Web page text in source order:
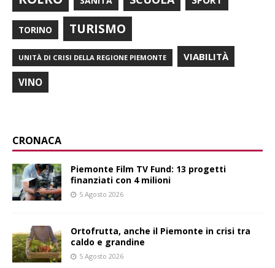
TORINO TURISMO
UNITÀ DI CRISI DELLA REGIONE PIEMONTE VIABILITÀ
VINO
CRONACA
Piemonte Film TV Fund: 13 progetti
finanziati con 4 milioni
5 Agosto 2026
Ortofrutta, anche il Piemonte in crisi tra
caldo e grandine
5 Agosto 2026